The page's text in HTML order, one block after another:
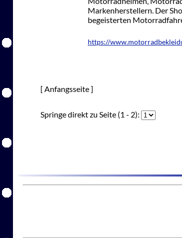
Markenherstellern. Der
begeisterten
https://
[ Anfangsseite ]
Springe direkt zu Seite (1 - 2):